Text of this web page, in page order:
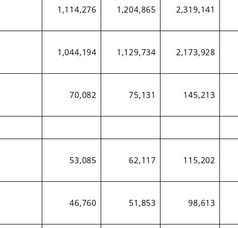
1,114,276 1,204,865 2,319,141
1,044,194 1,129,734 2,173,928
70,082 75,131 145,213
53,085 62,117 115,202
46,760 51,853 98,613